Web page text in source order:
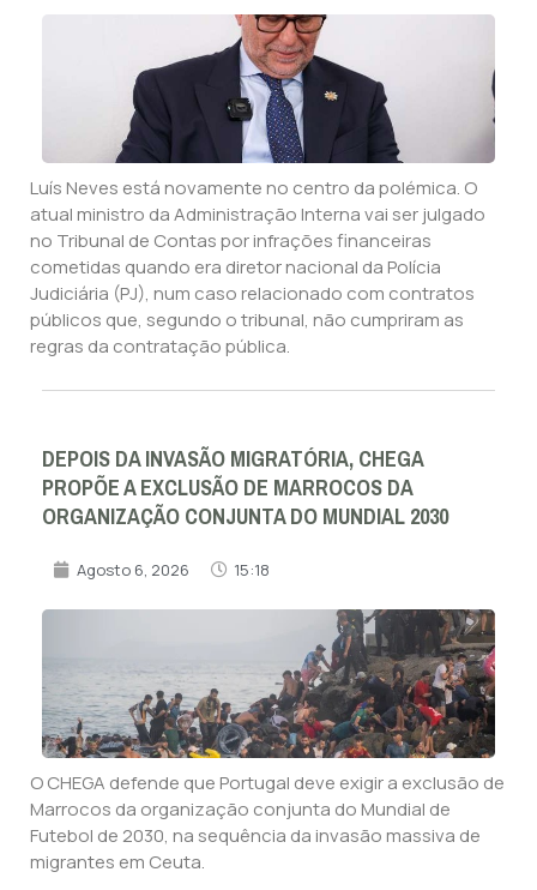
Luís Neves está novamente no centro da polémica. O
atual ministro da Administração Interna vai ser julgado
no Tribunal de Contas por infrações financeiras
cometidas quando era diretor nacional da Polícia
Judiciária (PJ), num caso relacionado com contratos
públicos que, segundo o tribunal, não cumpriram as
regras da contratação pública.
DEPOIS DA INVASÃO MIGRATÓRIA, CHEGA
PROPÕE A EXCLUSÃO DE MARROCOS DA
ORGANIZAÇÃO CONJUNTA DO MUNDIAL 2030
Agosto 6, 2026 15:18
O CHEGA defende que Portugal deve exigir a exclusão de
Marrocos da organização conjunta do Mundial de
Futebol de 2030, na sequência da invasão massiva de
migrantes em Ceuta.